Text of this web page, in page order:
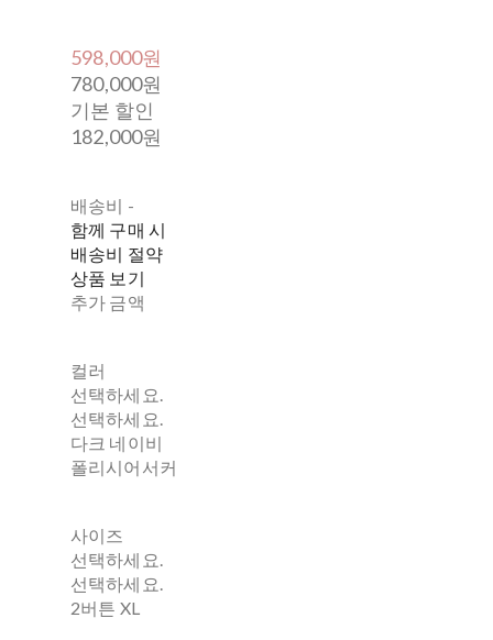
598,000원
780,000원
기본 할인
182,000원
배송비 -
함께 구매 시
배송비 절약
상품 보기
추가 금액
컬러
선택하세요.
선택하세요.
다크 네이비
폴리시어서커
사이즈
선택하세요.
선택하세요.
2버튼 XL